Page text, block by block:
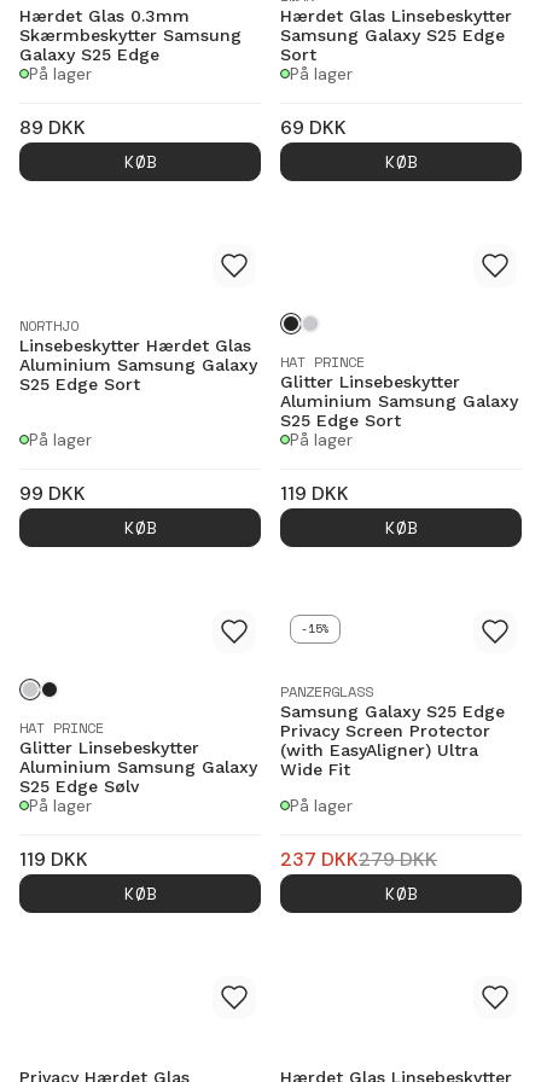
Hærdet Glas 0.3mm
Skærmbeskytter Samsung
Galaxy S25 Edge
På lager
89 DKK
KØB
Hærdet Glas Linsebeskytter
Samsung Galaxy S25 Edge
Sort
På lager
69 DKK
KØB
NORTHJO
Linsebeskytter Hærdet Glas
Aluminium Samsung Galaxy
S25 Edge Sort
På lager
99 DKK
KØB
HAT PRINCE
Glitter Linsebeskytter
Aluminium Samsung Galaxy
S25 Edge Sort
På lager
119 DKK
KØB
HAT PRINCE
Glitter Linsebeskytter
Aluminium Samsung Galaxy
S25 Edge Sølv
På lager
119 DKK
KØB
-15%
PANZERGLASS
Samsung Galaxy S25 Edge
Privacy Screen Protector
(with EasyAligner) Ultra
Wide Fit
På lager
237 DKK279DKK
KØB
Privacy Hærdet Glas Hærdet Glas Linsebeskytter